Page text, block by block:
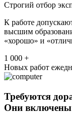
Строгий отбор
К работе
высшим
«хорошо» и
1 000 +
Новых работ
Требуются
Они включены